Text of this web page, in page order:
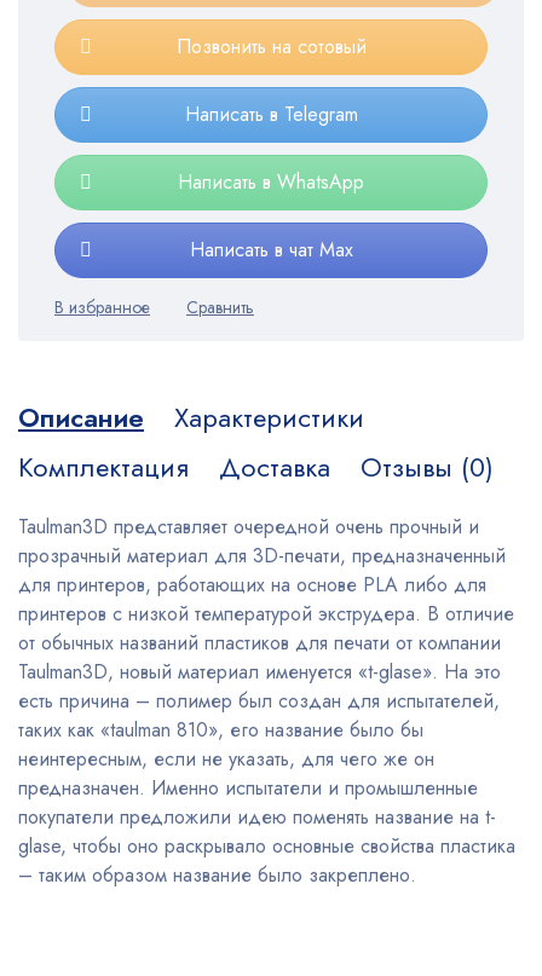
Позвонить на сотовый
Написать в Telegram
Написать в WhatsApp
Написать в чат Max
Описание
Характеристики
Комплектация
Доставка Отзывы (0)
Taulman3D представляет очередной очень прочный и
прозрачный материал для 3D-печати, предназначенный
для принтеров, работающих на основе PLA либо для
принтеров с низкой температурой экструдера. В отличие
от обычных названий пластиков для печати от компании
Taulman3D, новый материал именуется «t-glase». На это
есть причина – полимер был создан для испытателей,
таких как «taulman 810», его название было бы
неинтересным, если не указать, для чего же он
предназначен. Именно испытатели и промышленные
покупатели предложили идею поменять название на t-
glase, чтобы оно раскрывало основные свойства пластика
– таким образом название было закреплено.